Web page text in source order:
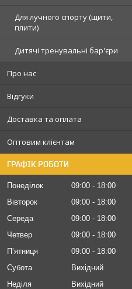
Для лучного спорту (щити,
плити)
Дитячі тренувальні бар'єри
Про нас
Відгуки
Доставка та оплата
Оптовим клієнтам
ГРАФІК РОБОТИ
Понеділок 09:00
18:00
Вівторок
09:00
18:00
Середа
09:00
18:00
Четвер
09:00
18:00
Пʼятниця
09:00
18:00
Субота
Вихідний
Неділя
Вихідний